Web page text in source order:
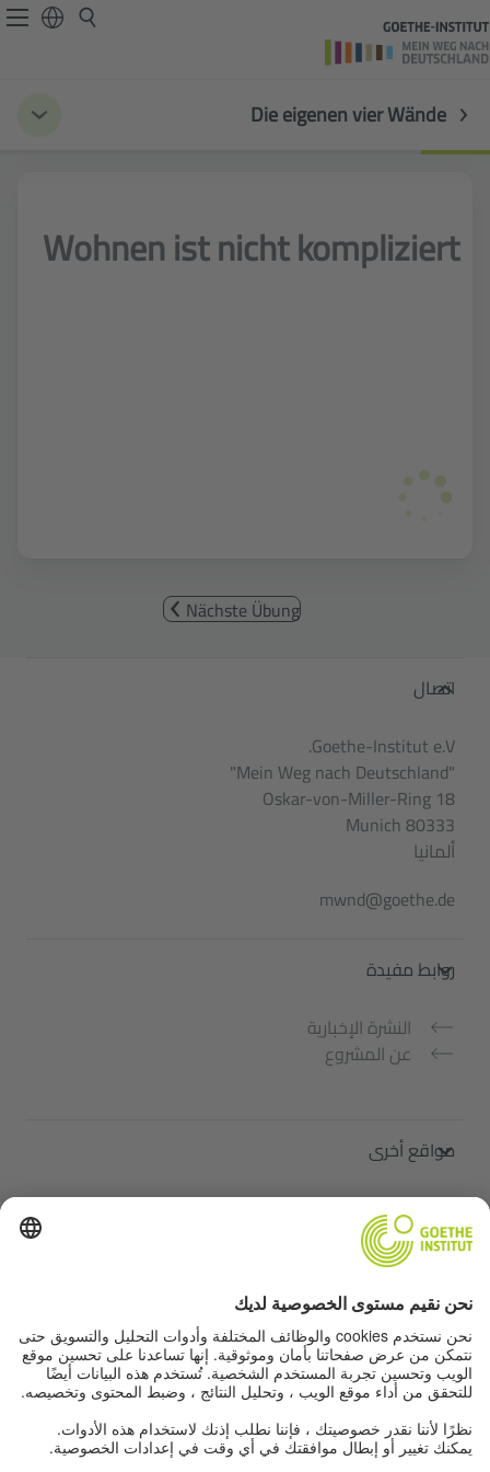
Die eigenen vier Wände
Wohnen ist nicht kompliziert
Nächste Übung
Service- und Informationsbereich
اتصال
Goethe-Institut e.V.
"Mein Weg nach Deutschland"
Oskar-von-Miller-Ring 18
80333 Munich
ألمانيا
mwnd@goethe.de
روابط مفيدة
النشرة الإخبارية
عن المشروع
مواقع أخرى
ملتقى "اللغة الألمانية من أجلك"
تعلم الألمانية مجانًا
دورات اللغة الألمانية في معهد غوته
Lehrkräfteportal „Deutschstunde“
الخصوصية وإمكانية الوصول
إعدادات الخصوصية